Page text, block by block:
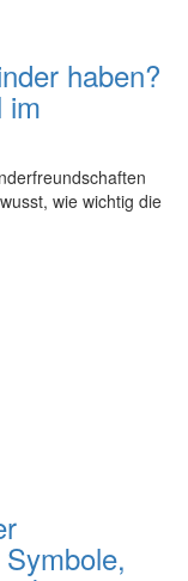
haben?
im
⁢wie wichtig die